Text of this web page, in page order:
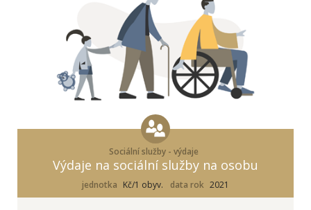
Sociální služby - výdaje
Výdaje na sociální služby na osobu
jednotka Kč/1 obyv. data rok 2021